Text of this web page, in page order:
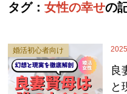
タグ：女性の幸せの
婚活初心者向け
良
と